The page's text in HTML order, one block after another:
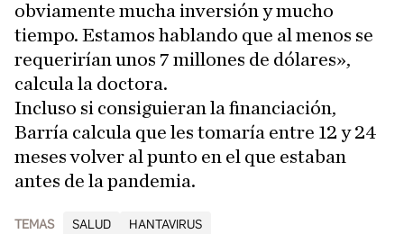
obviamente mucha inversión y mucho
tiempo. Estamos hablando que al menos se
requerirían unos 7 millones de dólares»,
calcula la doctora.
Incluso si consiguieran la financiación,
Barría calcula que les tomaría entre 12 y 24
meses volver al punto en el que estaban
antes de la pandemia.
TEMAS SALUD HANTAVIRUS